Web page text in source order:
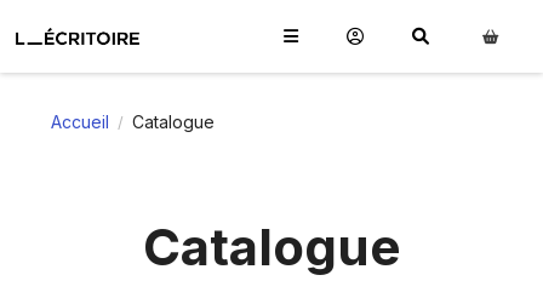
Accueil / Catalogue
Catalogue